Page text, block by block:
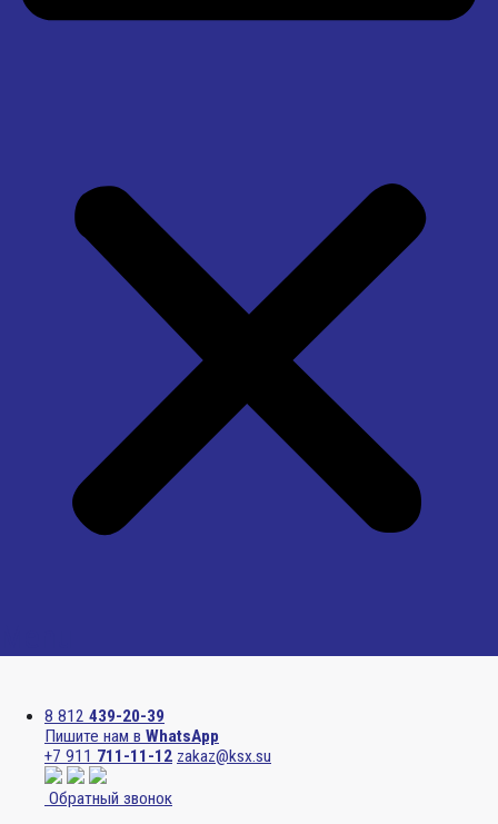
8 812 439-20-39
Пишите нам в WhatsApp
+7 911 711-11-12 zakaz@ksx.su
Обратный звонок